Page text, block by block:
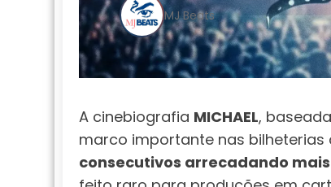
MJ Beats
A cinebiografia MICHAEL,
marco importante nas
consecutivos arrecadando mais